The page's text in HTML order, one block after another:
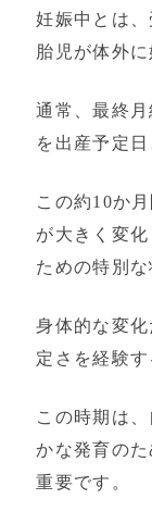
妊娠中とは、
胎児が体外
通常、最終
を出産予定日
この約10か
が大きく変
ための特別な
身体的な変
定さを経験す
この時期は
かな発育の
重要です。